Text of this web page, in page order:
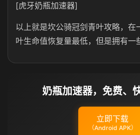
[虎牙奶瓶加速器]
以上就是坎公骑冠剑青叶攻略，在
叶生命值恢复量最低，但是拥有一
奶瓶加速器，免费、
立即下载
（Android APK）